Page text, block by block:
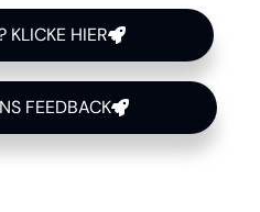
KLICKE HIER
FEEDBACK